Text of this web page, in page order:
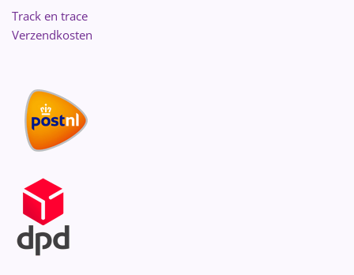
Track en trace
Verzendkosten